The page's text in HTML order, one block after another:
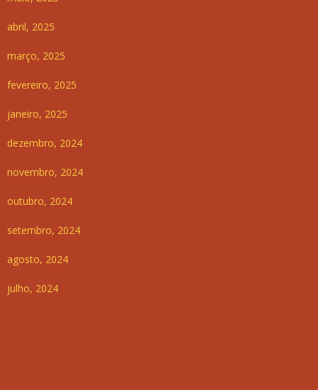
abril, 2025
março, 2025
fevereiro, 2025
janeiro, 2025
dezembro, 2024
novembro, 2024
outubro, 2024
setembro, 2024
agosto, 2024
julho, 2024